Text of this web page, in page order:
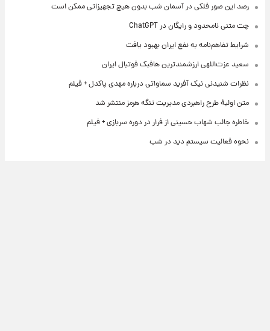
رصد این صور فلکی در آسمان شب بدون هیچ تجهیزاتی ممکن است
چت متنی نامحدود و رایگان در ChatGPT
شرایط تفاهم‌نامه به نفع ایران بهبود یافت
سعید عزت‌اللهی ارزشمندترین هافبک فوتبال ایران
نظرات شنیدنی نیک آفرید سماواتی درباره مهدی پاکدل + فیلم
متن اولیۀ طرح راهبردی مدیریت تنگه هرمز منتشر شد
خاطره جالب شهاب حسینی از فرار در دوره سربازی + فیلم
نحوه فعالیت سیستم دید در شب